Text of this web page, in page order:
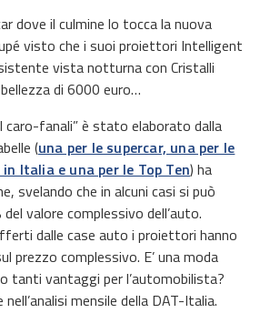
dove il culmine lo tocca la nuova
visto che i suoi proiettori Intelligent
vista notturna con Cristalli
di 6000 euro…
caro-fanali” è stato elaborato dalla
(una per le supercar, una per le
Italia e una per le Top Ten) ha
svelando che in alcuni casi si può
valore complessivo dell’auto.
dalle case auto i proiettori hanno
complessivo. E’ una moda
tanti vantaggi per l’automobilista?
mensile della DAT-Italia.